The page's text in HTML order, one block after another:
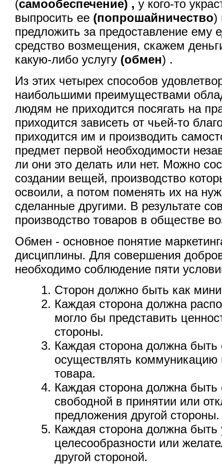
(самообеспечение) ,у кого-то
выпросить ее (попрошайничество)
предложить за предоставление ему
средство возмещения, скажем
какую-либо услугу (обмен) .
Из этих четырех способов
наибольшими преимуществами
людям не приходится посягать на
приходится зависеть от чьей-то
приходится им и производить
предмет первой необходимости
ли они это делать или нет. Можно
создании вещей, производство
освоили, а потом поменять их на
сделанные другими. В результате
производство товаров в обществе
Обмен - основное понятие
дисциплины. Для совершения
необходимо соблюдение пяти
Сторон должно быть как
Каждая сторона должна
могло бы представить
стороны.
Каждая сторона должна быть
осуществлять коммуникацию
товара.
Каждая сторона должна
свободной в принятии или
предложения другой стороны.
Каждая сторона должна быть
целесообразности или
другой стороной.